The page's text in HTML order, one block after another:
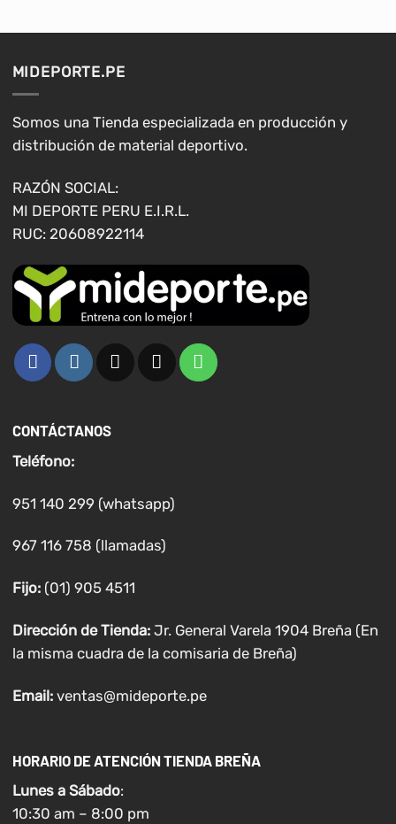
se
pueden
elegir
en
página
de
producto
elegir
en
MIDEPORTE.PE
Somos una Tienda especializada en producción y
distribución de material deportivo.
RAZÓN SOCIAL:
MI DEPORTE PERU E.I.R.L.
RUC: 20608922114
CONTÁCTANOS
Teléfono:
951 140 299 (whatsapp)
967 116 758 (llamadas)
Fijo:(01) 905 4511
Dirección de Tienda: Jr. General Varela 1904 Breña (En
la misma cuadra de la comisaria de Breña)
Email: ventas@mideporte.pe
HORARIO DE ATENCIÓN TIENDA BREÑA
Lunes a Sábado:
10:30 am – 8:00 pm